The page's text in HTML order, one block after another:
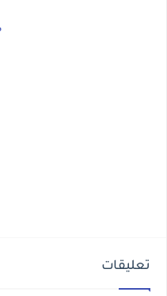
تعليقات